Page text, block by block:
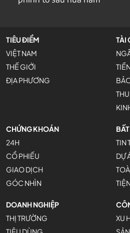
TIÊU ĐIỂM
VIỆT NAM
THẾ GIỚI
ĐỊA PHƯƠNG
TÀI
CHỨNG KHOÁN
24H
CỔ PHIẾU
GIAO DỊCH
GÓC NHÌN
TIN
DỰ
DOANH NGHIỆP
THỊ TRƯỜNG
XU